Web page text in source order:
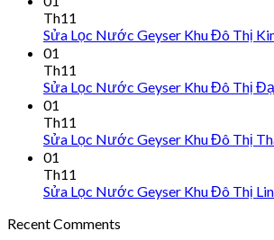
Th11
Sửa Lọc Nước Geyser Khu Đô Thị
01
Th11
Sửa Lọc Nước Geyser Khu Đô Thị
01
Th11
Sửa Lọc Nước Geyser Khu Đô Thị
01
Th11
Sửa Lọc Nước Geyser Khu Đô Thị
Recent Comments